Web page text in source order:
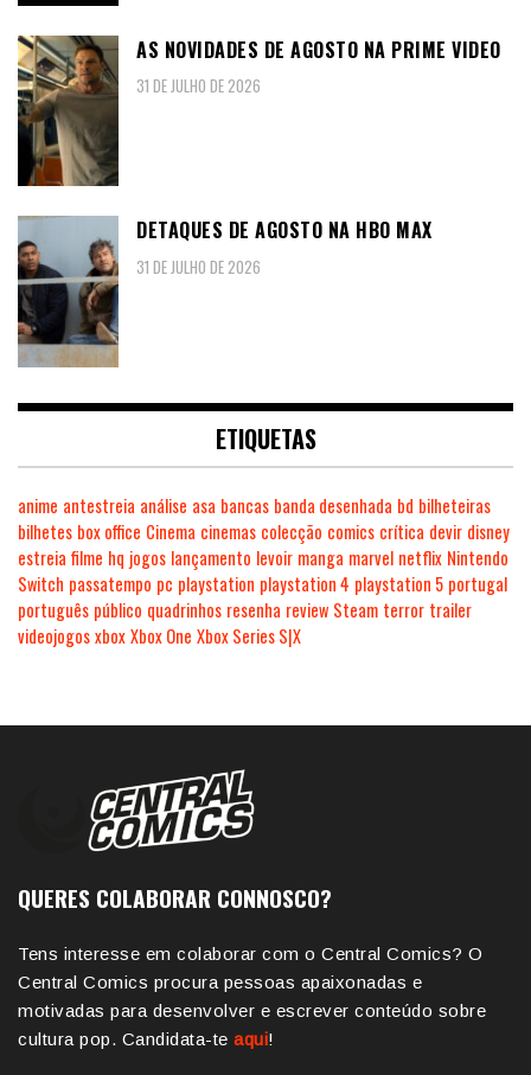
AS NOVIDADES DE AGOSTO NA PRIME VIDEO
31 DE JULHO DE 2026
DETAQUES DE AGOSTO NA HBO MAX
31 DE JULHO DE 2026
ETIQUETAS
anime antestreia análise asa bancas banda desenhada bd bilheteiras
bilhetes box office Cinema cinemas colecção comics crítica devir disney
estreia filme hq jogos lançamento levoir manga marvel netflix Nintendo
Switch passatempo pc playstation playstation 4 playstation 5 portugal
português público quadrinhos resenha review Steam terror trailer
videojogosxboxXbox One Xbox Series S|X
QUERES COLABORAR CONNOSCO?
Tens interesse em colaborar com o Central Comics? O
Central Comics procura pessoas apaixonadas e
motivadas para desenvolver e escrever conteúdo sobre
cultura pop. Candidata-te aqui!